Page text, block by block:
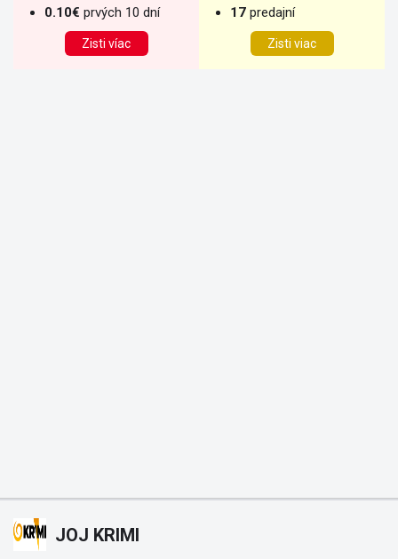
0.10€ prvých 10 dní
Zisti víac
17 predajní
Zisti viac
JOJ KRIMI